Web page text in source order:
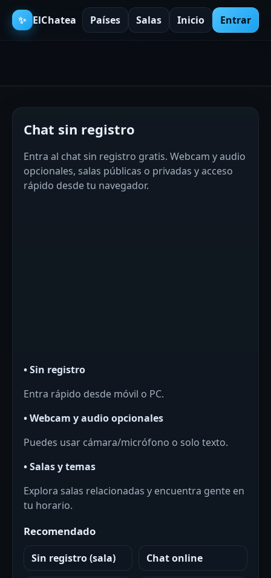
✨ ElChatea Países Salas Inicio Entrar
Chat sin registro
Entra al chat sin registro gratis. Webcam y audio
opcionales, salas públicas o privadas y acceso
rápido desde tu navegador.
• Sin registro
Entra rápido desde móvil o PC.
• Webcam y audio opcionales
Puedes usar cámara/micrófono o solo texto.
• Salas y temas
Explora salas relacionadas y encuentra gente en
tu horario.
Recomendado
Sin registro (sala) Chat online